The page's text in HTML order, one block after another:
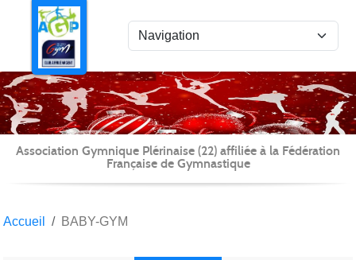
Association Gymnique Plérinaise (22) affiliée à la Fédération
Française de Gymnastique
Accueil BABY-GYM
Panneau de gestion des cookies